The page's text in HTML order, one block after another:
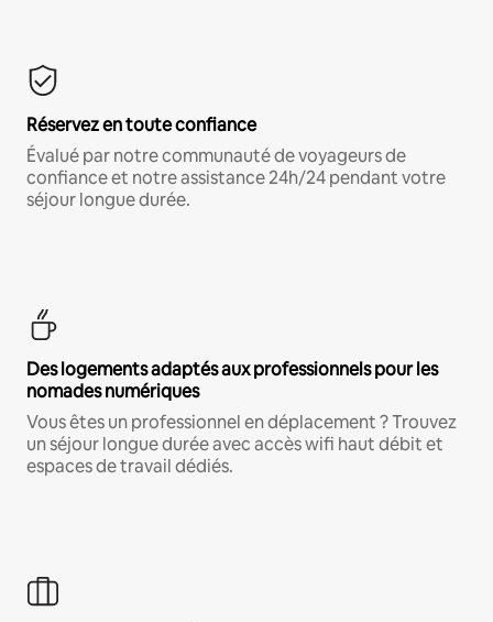
Réservez en toute confiance
Évalué par notre communauté de voyageurs de
confiance et notre assistance 24h/24 pendant votre
séjour longue durée.
Des logements adaptés aux professionnels pour les
nomades numériques
Vous êtes un professionnel en déplacement ? Trouvez
un séjour longue durée avec accès wifi haut débit et
espaces de travail dédiés.